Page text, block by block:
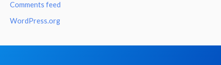
Comments feed
WordPress.org